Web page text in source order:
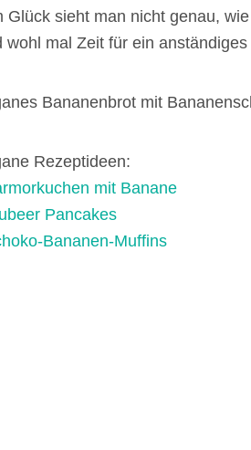
Glück sieht man nicht genau,
wohl mal Zeit für ein anständiges
Rezeptideen:
mit Banane
Pancakes
Bananen-Muffins